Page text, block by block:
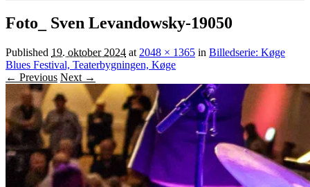
Foto_ Sven Levandowsky-19050
Published 19. oktober 2024 at 2048 × 1365 in Billedserie: Køge
Blues Festival, Teaterbygningen, Køge
← Previous Next →